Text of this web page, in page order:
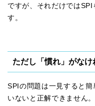
ですが、それだけでは
す。
ただし「慣れ」がな
SPIの問題は一見すると簡
いないと正解できません